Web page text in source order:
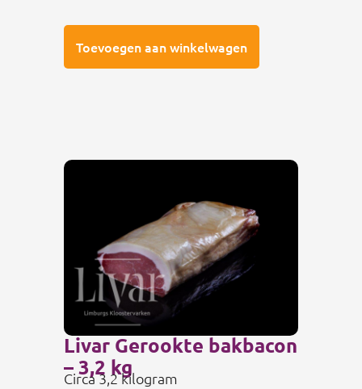
Toevoegen aan winkelwagen
Livar Gerookte bakbacon
– 3,2 kg
Circa 3,2 kilogram